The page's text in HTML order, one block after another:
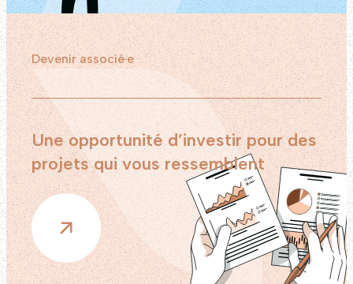
Devenir associé·e
Une opportunité d’investir pour des
projets qui vous ressemblent